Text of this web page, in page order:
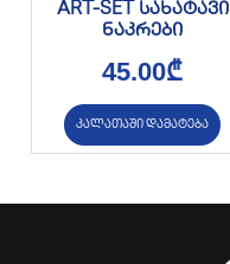
ART-SET სახატავი
ნაკრები
45.00₾
კალათაში დამატება